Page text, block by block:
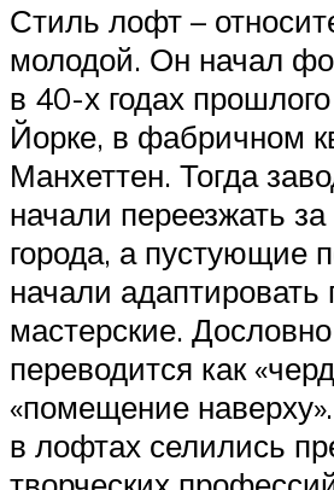
Стиль лофт –
молодой. Он начал
в 40-х годах
Йорке, в фабричном
Манхеттен. Тогда
начали переезжать
города, а пустующие
начали
мастерские.
переводится как
«помещение
в лофтах селились